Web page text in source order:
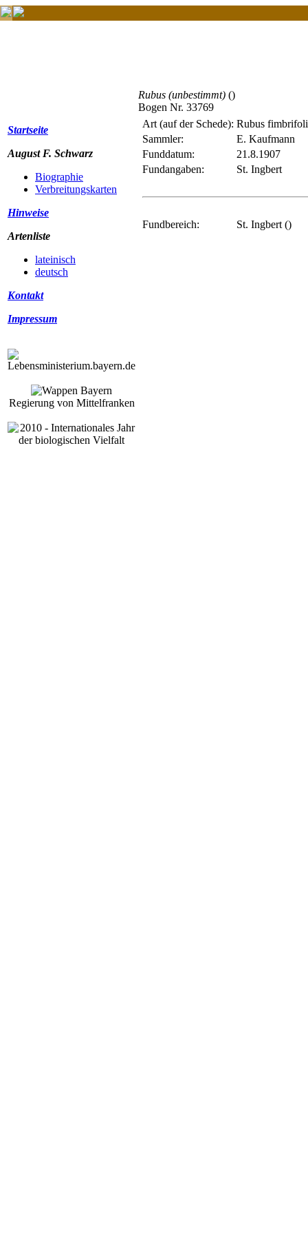
Startseite
August F. Schwarz
Biographie
Verbreitungskarten
Hinweise
Artenliste
lateinisch
deutsch
Kontakt
Impressum
Regierung von Mittelfranken
Rubus (unbestimmt) ()
Bogen Nr. 33769
Art (auf der Schede): Rubus
Sammler:
E. Kaufmann
Funddatum:
21.8.1907
Fundangaben:
St. Ingbert
Fundbereich: St. Ingbert ()